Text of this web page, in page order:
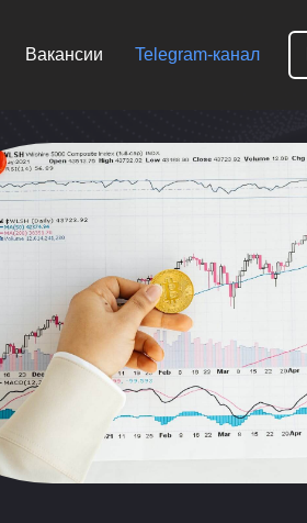
Telegram-канал
Вакансии